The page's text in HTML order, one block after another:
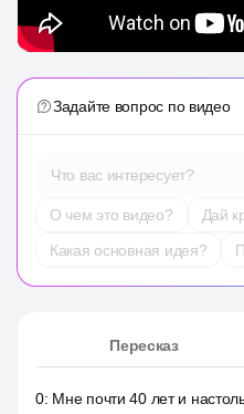
Задайте вопрос по видео
Что вас интересует?
О чем это видео?
Дай
Какая основная идея?
Пересказ
0: Мне почти 40 лет и